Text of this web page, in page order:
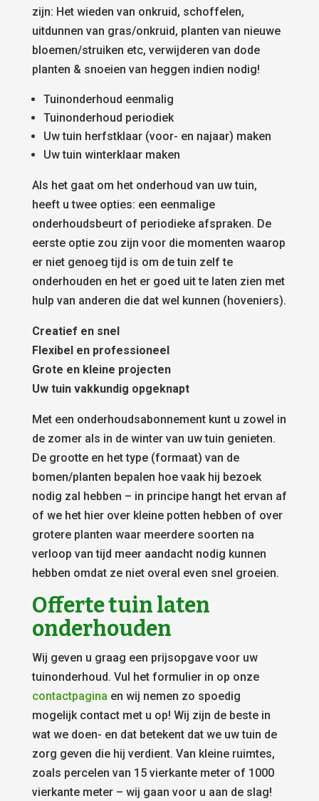
zijn: Het wieden van onkruid, schoffelen,
uitdunnen van gras/onkruid, planten van nieuwe
bloemen/struiken etc, verwijderen van dode
planten & snoeien van heggen indien nodig!
Tuinonderhoud eenmalig
Tuinonderhoud periodiek
Uw tuin herfstklaar (voor- en najaar) maken
Uw tuin winterklaar maken
Als het gaat om het onderhoud van uw tuin,
heeft u twee opties: een eenmalige
onderhoudsbeurt of periodieke afspraken. De
eerste optie zou zijn voor die momenten waarop
er niet genoeg tijd is om de tuin zelf te
onderhouden en het er goed uit te laten zien met
hulp van anderen die dat wel kunnen (hoveniers).
Creatief en snel
Flexibel en professioneel
Grote en kleine projecten
Uw tuin vakkundig opgeknapt
Met een onderhoudsabonnement kunt u zowel in
de zomer als in de winter van uw tuin genieten.
De grootte en het type (formaat) van de
bomen/planten bepalen hoe vaak hij bezoek
nodig zal hebben – in principe hangt het ervan af
of we het hier over kleine potten hebben of over
grotere planten waar meerdere soorten na
verloop van tijd meer aandacht nodig kunnen
hebben omdat ze niet overal even snel groeien.
Offerte tuin laten
onderhouden
Wij geven u graag een prijsopgave voor uw
tuinonderhoud. Vul het formulier in op onze
contactpagina en wij nemen zo spoedig
mogelijk contact met u op! Wij zijn de beste in
wat we doen- en dat betekent dat we uw tuin de
zorg geven die hij verdient. Van kleine ruimtes,
zoals percelen van 15 vierkante meter of 1000
vierkante meter – wij gaan voor u aan de slag!